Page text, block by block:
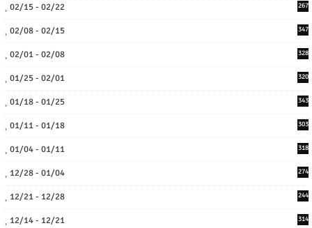
02/15 - 02/22 267
02/08 - 02/15 347
02/01 - 02/08 328
01/25 - 02/01 320
01/18 - 01/25 343
01/11 - 01/18 303
01/04 - 01/11 318
12/28 - 01/04 274
12/21 - 12/28 244
12/14 - 12/21 314